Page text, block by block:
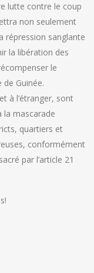
lutte contre le coup
non seulement
répression sanglante
la libération des
le
de Guinée.
à l’étranger, sont
la mascarade
quartiers et
conformément
par l’article 21